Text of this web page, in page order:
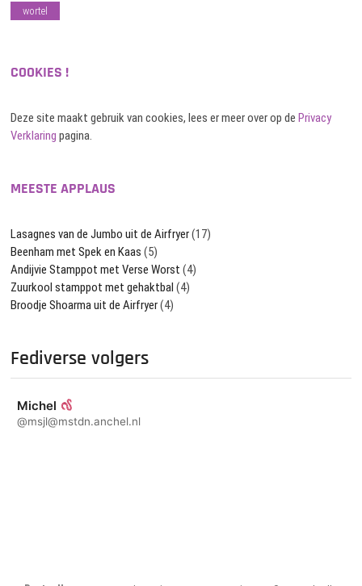
wortel
COOKIES !
Deze site maakt gebruik van cookies, lees er meer over op dePrivacy
Verklaring pagina.
MEESTE APPLAUS
Lasagnes van de Jumbo uit de Airfryer(17)
Beenham met Spek en Kaas (5)
Andijvie Stamppot met Verse Worst (4)
Zuurkool stamppot met gehaktbal (4)
Broodje Shoarma uit de Airfryer(4)
Fediverse volgers
Michel
@msjl@mstdn.anchel.nl